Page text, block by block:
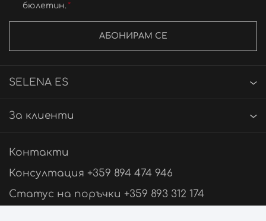
бюлетин.
АБОНИРАМ СЕ
SELENA ES
За клиенти
Контакти
Консултация +359 894 474 946
Статус на поръчки +359 893 312 174